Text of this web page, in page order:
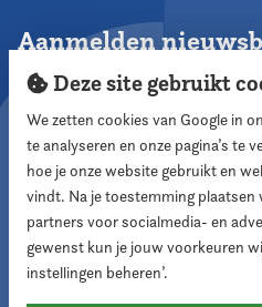
Aanmelden
Aanmelden
Volg ons
Deze site gebruikt
We zetten cookies van Google in
te analyseren en onze pagina’s te
hoe je onze website gebruikt en
vindt. Na je toestemming plaatsen
partners voor socialmedia- en
gewenst kun je jouw voorkeuren
instellingen beheren’.